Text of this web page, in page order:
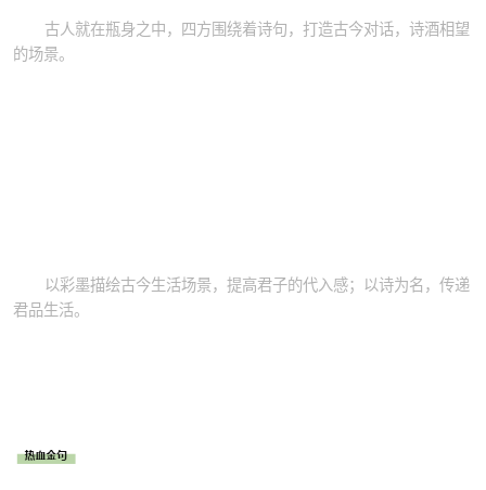
古人就在瓶身之中，四方围绕着诗句，打造古今对话，诗酒相望
的场景。
以彩墨描绘古今生活场景，提高君子的代入感；以诗为名，传递
君品生活。